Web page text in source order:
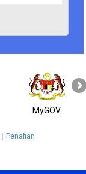
MyGOV
Penafian